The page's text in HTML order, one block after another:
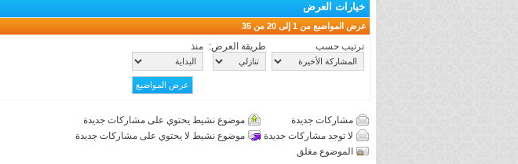
خيارات العرض
عرض المواضيع من 1 إلى 20 من 35
ترتيب حسب طريقة العرض: منذ
مشاركات جديدة
موضوع نشيط يحتوي على مشاركات جديدة
لا توجد مشاركات جديدة
موضوع نشيط لا يحتوي على مشاركات جديدة
الموضوع مغلق